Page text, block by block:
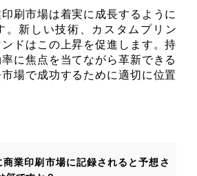
刷市場は着実に成長するように
。新しい技術、カスタムプリン
ドはこの上昇を促進します。持
に焦点を当てながら革新できる
場で成功するために適切に位置
業印刷市場に記録されると予想さ